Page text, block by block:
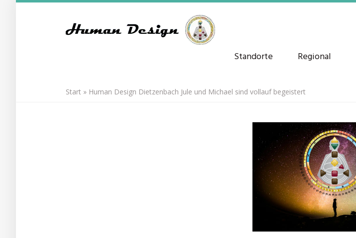
Standorte Regional
Start » Human Design Dietzenbach Jule und Michael sind vollauf begeistert